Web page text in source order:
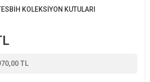
KOLEKSİYON KUTULARI
TL